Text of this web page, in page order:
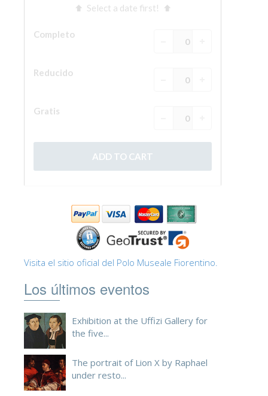
La Torre de Arnolfo
Sólo billetes con entrada rápida
中文
DEUTSCH
FRANÇAIS
Visita el sitio oficial del Polo Museale Fiorentino.
Los últimos eventos
Exhibition at the Uffizi Gallery for
the five...
The portrait of Lion X by Raphael
under resto...